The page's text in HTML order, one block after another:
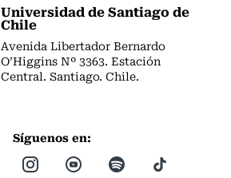
Universidad de Santiago de
Chile
Avenida Libertador Bernardo
O’Higgins Nº 3363. Estación
Central. Santiago. Chile.
Síguenos en: